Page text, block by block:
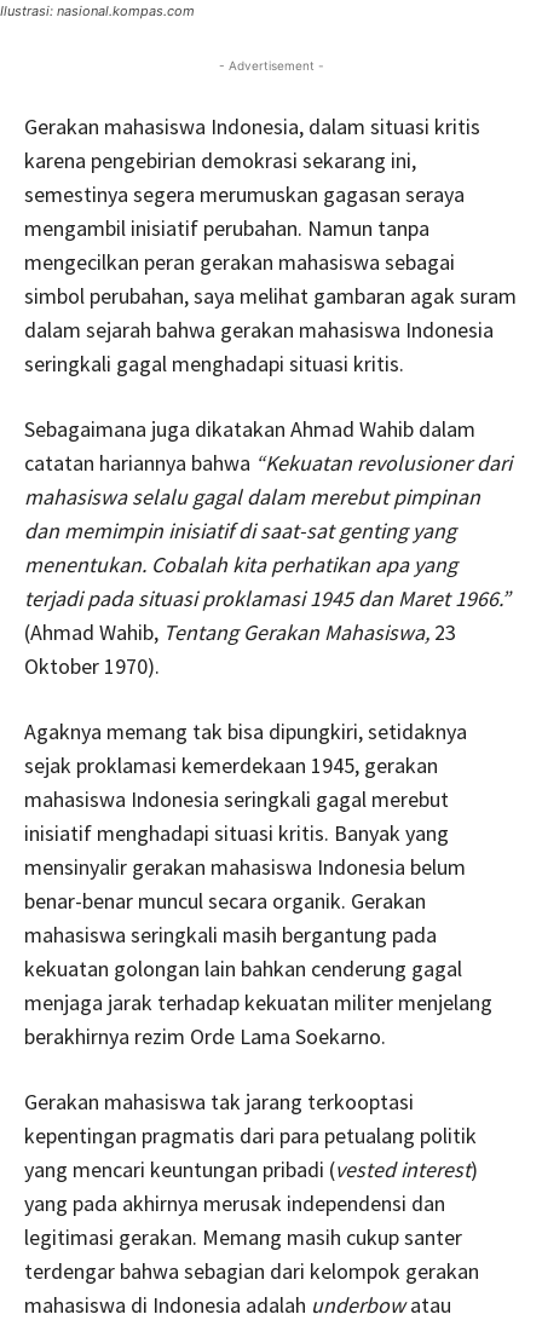
Ilustrasi: nasional.kompas.com
- Advertisement -
Gerakan mahasiswa Indonesia, dalam situasi kritis
karena pengebirian demokrasi sekarang ini,
semestinya segera merumuskan gagasan seraya
mengambil inisiatif perubahan. Namun tanpa
mengecilkan peran gerakan mahasiswa sebagai
simbol perubahan, saya melihat gambaran agak suram
dalam sejarah bahwa gerakan mahasiswa Indonesia
seringkali gagal menghadapi situasi kritis.
Sebagaimana juga dikatakan Ahmad Wahib dalam
catatan hariannya bahwa “Kekuatan revolusioner dari
mahasiswa selalu gagal dalam merebut pimpinan
dan memimpin inisiatif di saat-sat genting yang
menentukan. Cobalah kita perhatikan apa yang
terjadi pada situasi proklamasi 1945 dan Maret 1966.”
(Ahmad Wahib, Tentang Gerakan Mahasiswa, 23
Oktober 1970).
Agaknya memang tak bisa dipungkiri, setidaknya
sejak proklamasi kemerdekaan 1945, gerakan
mahasiswa Indonesia seringkali gagal merebut
inisiatif menghadapi situasi kritis. Banyak yang
mensinyalir gerakan mahasiswa Indonesia belum
benar-benar muncul secara organik. Gerakan
mahasiswa seringkali masih bergantung pada
kekuatan golongan lain bahkan cenderung gagal
menjaga jarak terhadap kekuatan militer menjelang
berakhirnya rezim Orde Lama Soekarno.
Gerakan mahasiswa tak jarang terkooptasi
kepentingan pragmatis dari para petualang politik
yang mencari keuntungan pribadi (vested interest)
yang pada akhirnya merusak independensi dan
legitimasi gerakan. Memang masih cukup santer
terdengar bahwa sebagian dari kelompok gerakan
mahasiswa di Indonesia adalah underbowatau